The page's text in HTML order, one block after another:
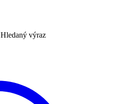
Hledaný výraz